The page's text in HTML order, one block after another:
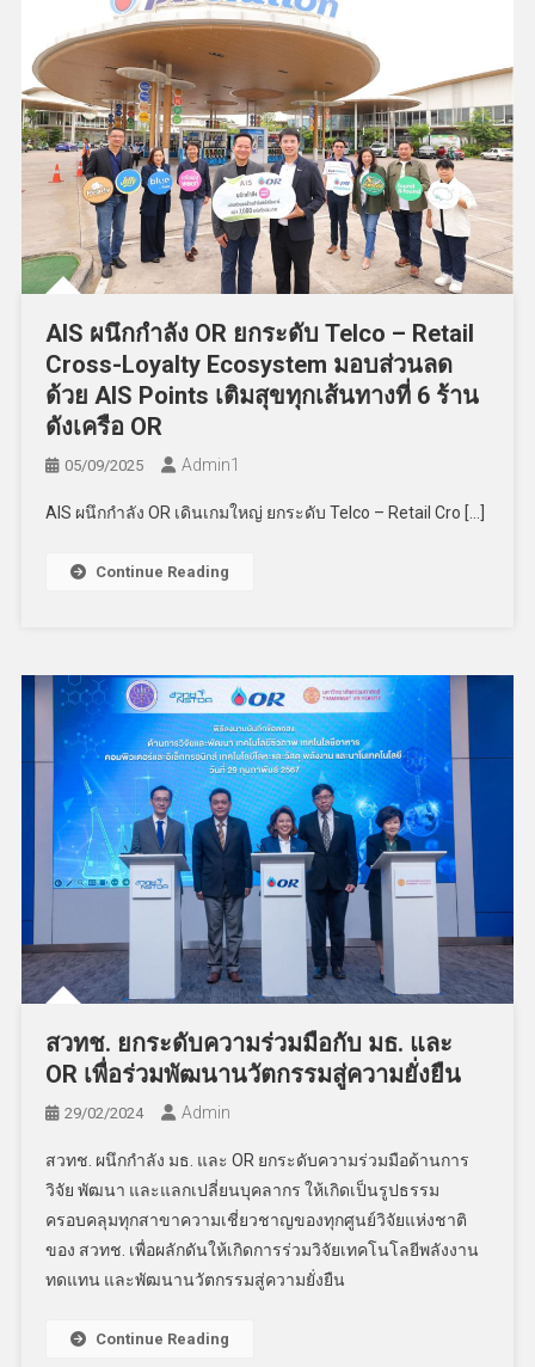
AIS ผนึกกำลัง OR ยกระดับ Telco – Retail
Cross-Loyalty Ecosystem มอบส่วนลด
ด้วย AIS Points เติมสุขทุกเส้นทางที่ 6 ร้าน
ดังเครือ OR
05/09/2025 Admin​1
AIS ผนึกกำลัง OR เดินเกมใหญ่ ยกระดับ Telco – Retail Cro […]
Continue Reading
สวทช. ยกระดับความร่วมมือกับ มธ. และ
OR เพื่อร่วมพัฒนานวัตกรรมสู่ความยั่งยืน
29/02/2024 Admin
สวทช. ผนึกกำลัง มธ. และ OR ยกระดับความร่วมมือด้านการ
วิจัย พัฒนา และแลกเปลี่ยนบุคลากร ให้เกิดเป็นรูปธรรม
ครอบคลุมทุกสาขาความเชี่ยวชาญของทุกศูนย์วิจัยแห่งชาติ
ของ สวทช. เพื่อผลักดันให้เกิดการร่วมวิจัยเทคโนโลยีพลังงาน
ทดแทน และพัฒนานวัตกรรมสู่ความยั่งยืน
Continue Reading